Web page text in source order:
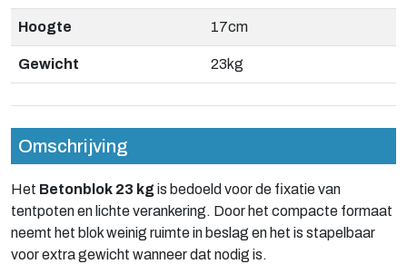
Hoogte 17cm
Gewicht 23kg
Omschrijving
Het Betonblok 23 kgis bedoeld voor de fixatie van
tentpoten en lichte verankering. Door het compacte formaat
neemt het blok weinig ruimte in beslag en het is stapelbaar
voor extra gewicht wanneer dat nodig is.